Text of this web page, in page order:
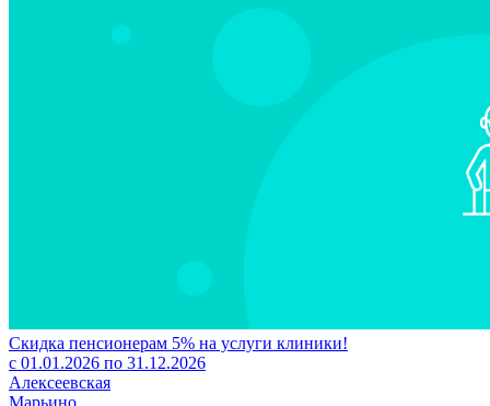
Скидка пенсионерам 5% на услуги клиники!
с 01.01.2026 по 31.12.2026
Алексеевская